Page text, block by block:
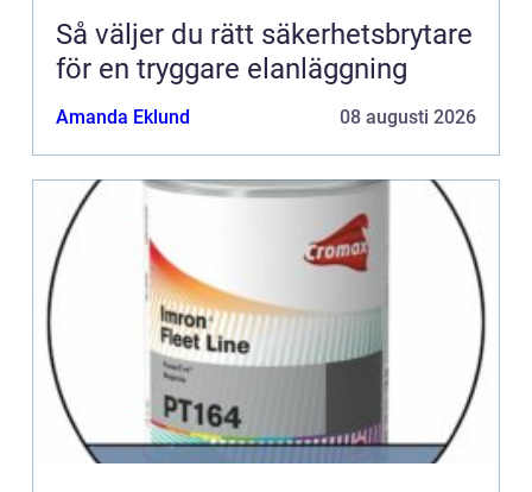
Så väljer du rätt säkerhetsbrytare
för en tryggare elanläggning
Amanda Eklund 08 augusti 2026